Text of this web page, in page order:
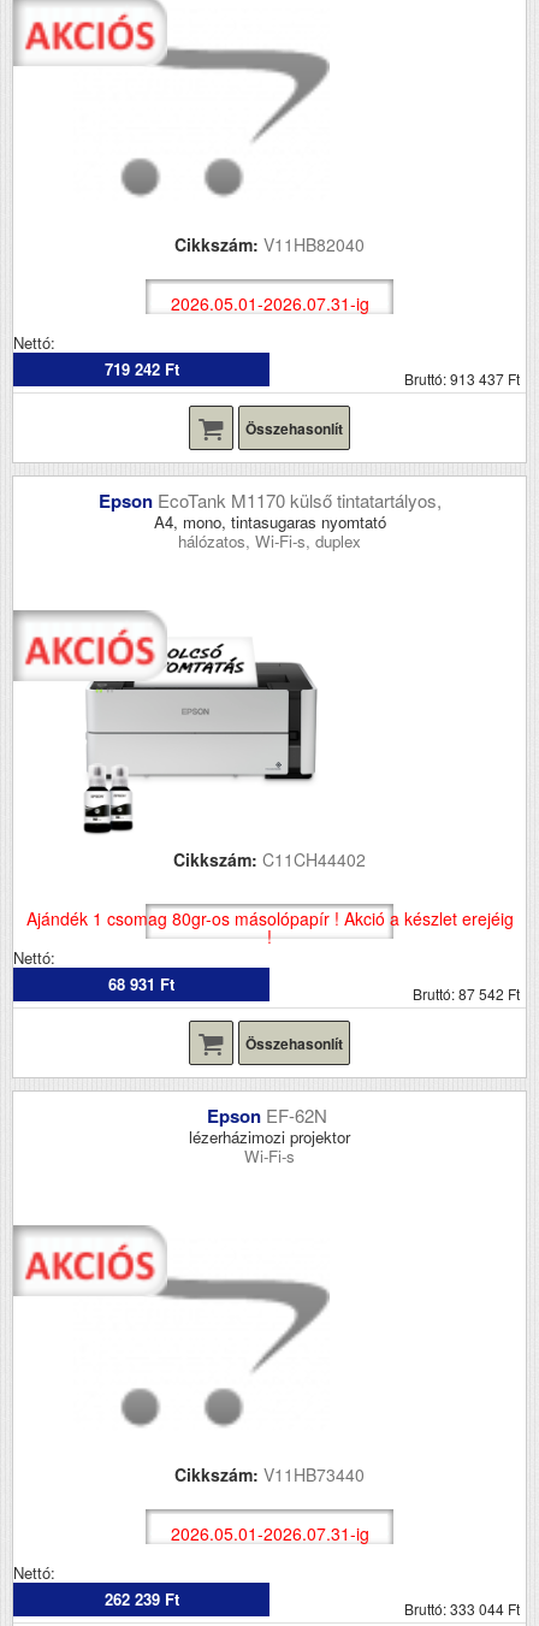
Cikkszám: V11HB82040
2026.05.01-2026.07.31-ig
Nettó:
719 242 Ft
Bruttó: 913 437 Ft
Összehasonlít
Epson EcoTank M1170 külső tintatartályos,
A4, mono, tintasugaras nyomtató
hálózatos, Wi-Fi-s, duplex
Cikkszám: C11CH44402
Ajándék 1 csomag 80gr-os másolópapír ! Akció a készlet erejéig
!
Nettó:
68 931 Ft
Bruttó: 87 542 Ft
Összehasonlít
Epson EF-62N
lézerházimozi projektor
Wi-Fi-s
Cikkszám: V11HB73440
2026.05.01-2026.07.31-ig
Nettó:
262 239 Ft
Bruttó: 333 044 Ft